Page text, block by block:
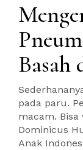
Basah
pada paru.
macam.
Dominicus
Anak